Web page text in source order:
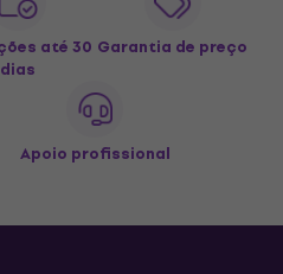
até 30
dias
Garantia de preço
Apoio profissional